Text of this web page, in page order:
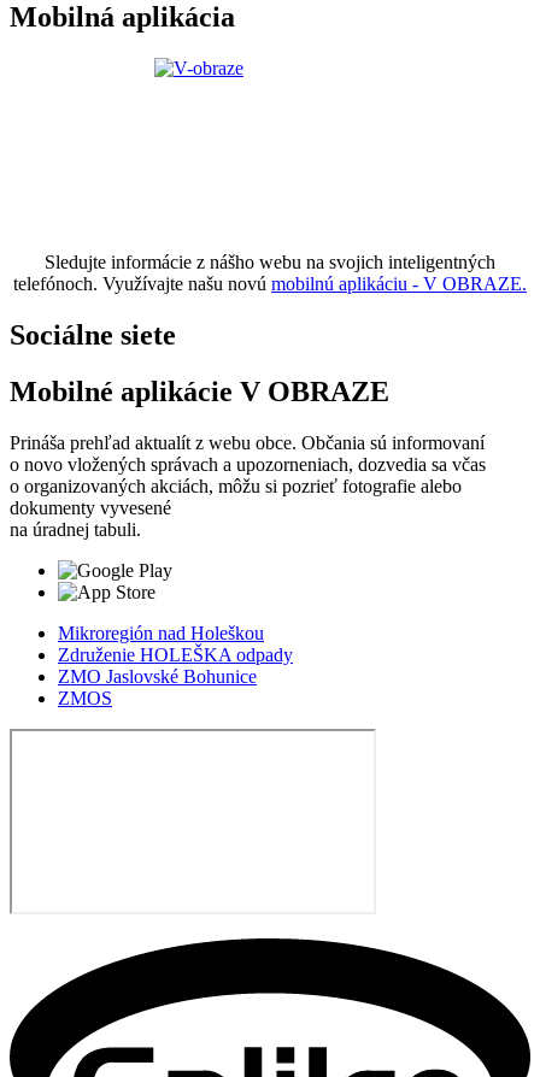
Mobilná aplikácia
Sledujte informácie z nášho webu na svojich inteligentných
telefónoch. Využívajte našu novú mobilnú aplikáciu - V OBRAZE.
Sociálne siete
Mobilné aplikácie V OBRAZE
Prináša prehľad aktualít z webu obce. Občania sú informovaní
o novo vložených správach a upozorneniach, dozvedia sa včas
o organizovaných akciách, môžu si pozrieť fotografie alebo
dokumenty vyvesené
na úradnej tabuli.
Mikroregión nad Holeškou
Združenie HOLEŠKA odpady
ZMO Jaslovské Bohunice
ZMOS